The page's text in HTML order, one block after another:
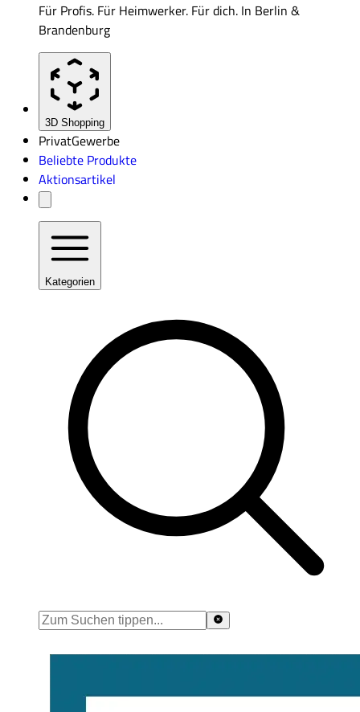
Für Profis. Für Heimwerker. Für dich. In Berlin &
Brandenburg
3D Shopping
PrivatGewerbe
Beliebte Produkte
Aktionsartikel
Kategorien